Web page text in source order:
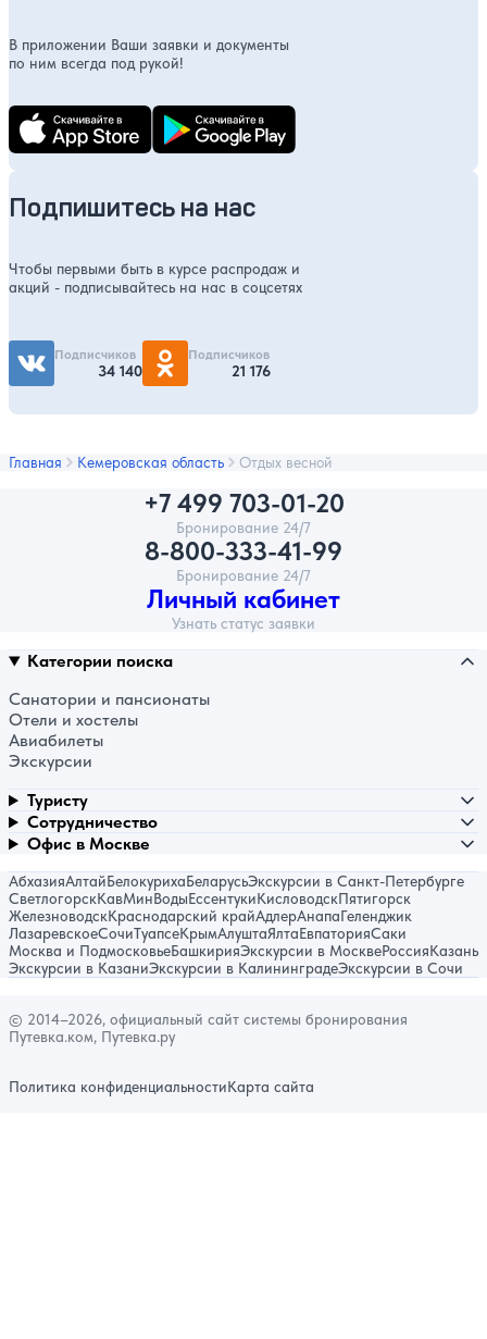
В приложении Ваши заявки и документы
по ним всегда под рукой!
Подпишитесь на нас
Чтобы первыми быть в курсе распродаж и
акций - подписывайтесь на нас в соцсетях
Подписчиков
34 140
Подписчиков
21 176
Главная Кемеровская область Отдых весной
+7 499 703-01-20
Бронирование 24/7
8-800-333-41-99
Бронирование 24/7
Личный кабинет
Узнать статус заявки
Категории поиска
Санатории и пансионаты
Отели и хостелы
Авиабилеты
Экскурсии
Туристу
Сотрудничество
Офис в Москве
АбхазияАлтайБелокурихаБеларусьЭкскурсии в Санкт-Петербурге
СветлогорскКавМинВодыЕссентукиКисловодскПятигорск
ЖелезноводскКраснодарский крайАдлерАнапаГеленджик
ЛазаревскоеСочиТуапсеКрымАлуштаЯлтаЕвпаторияСаки
Москва и ПодмосковьеБашкирияЭкскурсии в МосквеРоссияКазань
Экскурсии в КазаниЭкскурсии в КалининградеЭкскурсии в Сочи
© 2014–2026, официальный сайт системы бронирования
Путевка.ком, Путевка.ру
Политика конфиденциальностиКарта сайта